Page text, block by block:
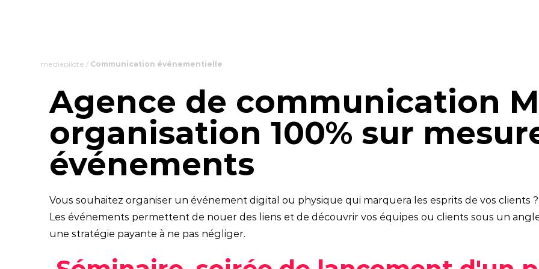
communication
communication
commerciale
Stratégie digitale
mediapilote / Communication événementielle
Agence de communication
organisation 100% sur
événements
Vous souhaitez organiser un événement digital ou physique qui marquera les esprits de vos clients
Les événements permettent de nouer des liens et de découvrir vos équipes ou clients sous un
une stratégie payante à ne pas négliger.